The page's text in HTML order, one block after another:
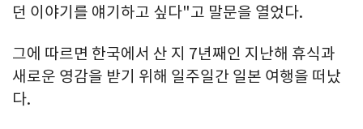
던 이야기를 얘기하고 싶다"고 말문을 열었다.
그에 따르면 한국에서 산 지 7년째인 지난해 휴식과
새로운 영감을 받기 위해 일주일간 일본 여행을 떠났
다.